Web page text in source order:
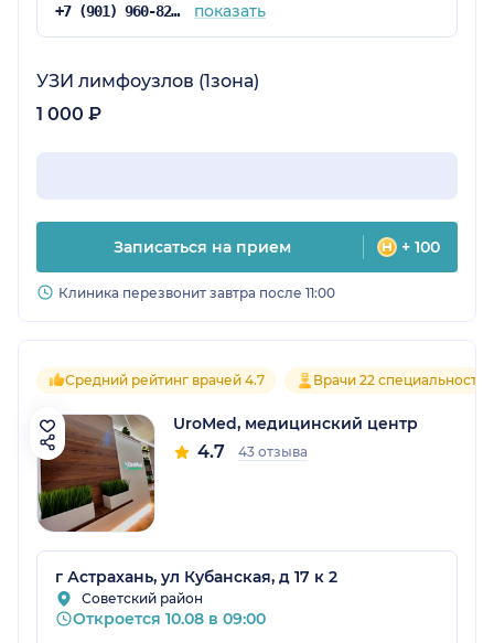
+7 (901) 960-82-57 показать
УЗИ лимфоузлов (1зона)
1 000 ₽
Записаться на прием + 100
Клиника перезвонит завтра после 11:00
Средний рейтинг врачей 4.7 Врачи 22 специальностей
UroMed, медицинский центр
4.7 43 отзыва
г Астрахань, ул Кубанская, д 17 к 2
Советский район
Откроется 10.08 в 09:00